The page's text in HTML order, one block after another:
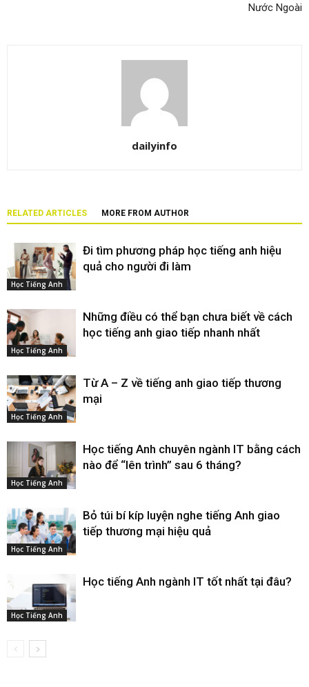
Nước Ngoài
dailyinfo
RELATED ARTICLES MORE FROM AUTHOR
Học Tiếng Anh
Đi tìm phương pháp học tiếng anh hiệu
quả cho người đi làm
Học Tiếng Anh
Những điều có thể bạn chưa biết về cách
học tiếng anh giao tiếp nhanh nhất
Học Tiếng Anh
Từ A – Z về tiếng anh giao tiếp thương
mại
Học Tiếng Anh
Học tiếng Anh chuyên ngành IT bằng cách
nào để “lên trình” sau 6 tháng?
Học Tiếng Anh
Bỏ túi bí kíp luyện nghe tiếng Anh giao
tiếp thương mại hiệu quả
Học Tiếng Anh
Học tiếng Anh ngành IT tốt nhất tại đâu?